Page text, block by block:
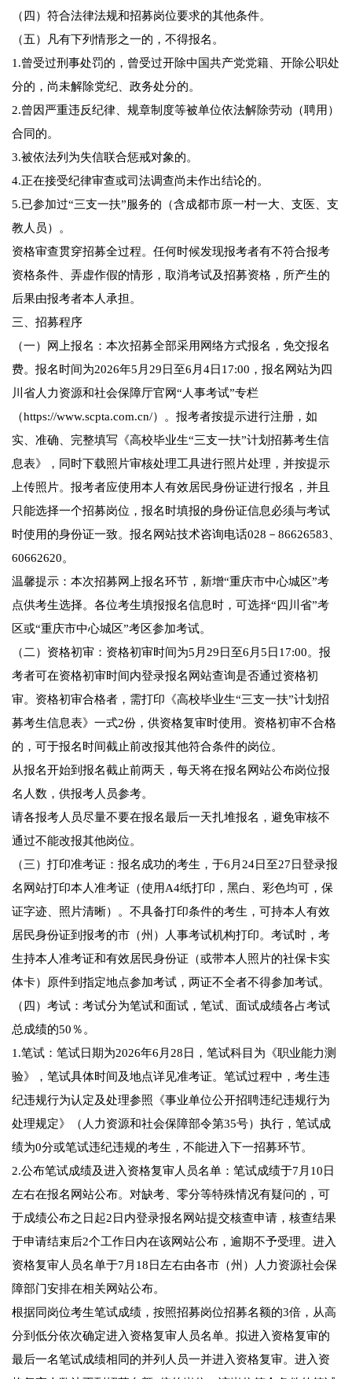
（四）符合法律法规和招募岗位要求的其他条件。
（五）凡有下列情形之一的，不得报名。
1.曾受过刑事处罚的，曾受过开除中国共产党党籍、开除公职处
分的，尚未解除党纪、政务处分的。
2.曾因严重违反纪律、规章制度等被单位依法解除劳动（聘用）
合同的。
3.被依法列为失信联合惩戒对象的。
4.正在接受纪律审查或司法调查尚未作出结论的。
5.已参加过“三支一扶”服务的（含成都市原一村一大、支医、支
教人员）。
资格审查贯穿招募全过程。任何时候发现报考者有不符合报考
资格条件、弄虚作假的情形，取消考试及招募资格，所产生的
后果由报考者本人承担。
三、招募程序
（一）网上报名：本次招募全部采用网络方式报名，免交报名
费。报名时间为2026年5月29日至6月4日17:00，报名网站为四
川省人力资源和社会保障厅官网“人事考试”专栏
（https://www.scpta.com.cn/）。报考者按提示进行注册，如
实、准确、完整填写《高校毕业生“三支一扶”计划招募考生信
息表》，同时下载照片审核处理工具进行照片处理，并按提示
上传照片。报考者应使用本人有效居民身份证进行报名，并且
只能选择一个招募岗位，报名时填报的身份证信息必须与考试
时使用的身份证一致。报名网站技术咨询电话028－86626583、
60662620。
温馨提示：本次招募网上报名环节，新增“重庆市中心城区”考
点供考生选择。各位考生填报报名信息时，可选择“四川省”考
区或“重庆市中心城区”考区参加考试。
（二）资格初审：资格初审时间为5月29日至6月5日17:00。报
考者可在资格初审时间内登录报名网站查询是否通过资格初
审。资格初审合格者，需打印《高校毕业生“三支一扶”计划招
募考生信息表》一式2份，供资格复审时使用。资格初审不合格
的，可于报名时间截止前改报其他符合条件的岗位。
从报名开始到报名截止前两天，每天将在报名网站公布岗位报
名人数，供报考人员参考。
请各报考人员尽量不要在报名最后一天扎堆报名，避免审核不
通过不能改报其他岗位。
（三）打印准考证：报名成功的考生，于6月24日至27日登录报
名网站打印本人准考证（使用A4纸打印，黑白、彩色均可，保
证字迹、照片清晰）。不具备打印条件的考生，可持本人有效
居民身份证到报考的市（州）人事考试机构打印。考试时，考
生持本人准考证和有效居民身份证（或带本人照片的社保卡实
体卡）原件到指定地点参加考试，两证不全者不得参加考试。
（四）考试：考试分为笔试和面试，笔试、面试成绩各占考试
总成绩的50％。
1.笔试：笔试日期为2026年6月28日，笔试科目为《职业能力测
验》，笔试具体时间及地点详见准考证。笔试过程中，考生违
纪违规行为认定及处理参照《事业单位公开招聘违纪违规行为
处理规定》（人力资源和社会保障部令第35号）执行，笔试成
绩为0分或笔试违纪违规的考生，不能进入下一招募环节。
2.公布笔试成绩及进入资格复审人员名单：笔试成绩于7月10日
左右在报名网站公布。对缺考、零分等特殊情况有疑问的，可
于成绩公布之日起2日内登录报名网站提交核查申请，核查结果
于申请结束后2个工作日内在该网站公布，逾期不予受理。进入
资格复审人员名单于7月18日左右由各市（州）人力资源社会保
障部门安排在相关网站公布。
根据同岗位考生笔试成绩，按照招募岗位招募名额的3倍，从高
分到低分依次确定进入资格复审人员名单。拟进入资格复审的
最后一名笔试成绩相同的并列人员一并进入资格复审。进入资